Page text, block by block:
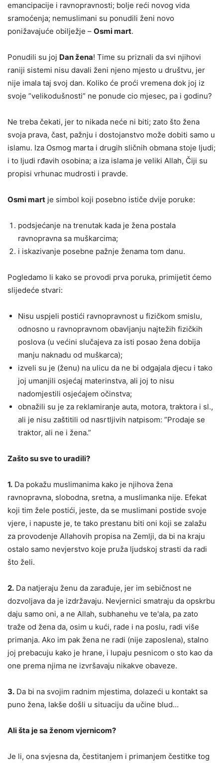
emancipacije i ravnopravnosti; bolje reći novog vida
sramoćenja; nemuslimani su ponudili ženi novo
ponižavajuće obilježje – Osmi mart.
Ponudili su joj Dan žena! Time su priznali da svi njihovi
raniji sistemi nisu davali ženi njeno mjesto u društvu, jer
nije imala taj svoj dan. Koliko će proći vremena dok joj iz
svoje ”velikodušnosti” ne ponude cio mjesec, pa i godinu?
Ne treba čekati, jer to nikada neće ni biti; zato što žena
svoja prava, čast, pažnju i dostojanstvo može dobiti samo u
islamu. Iza Osmog marta i drugih sličnih obmana stoje ljudi;
i to ljudi rđavih osobina; a iza islama je veliki Allah, Čiji su
propisi vrhunac mudrosti i pravde.
Osmi mart je simbol koji posebno ističe dvije poruke:
podsjećanje na trenutak kada je žena postala
ravnopravna sa muškarcima;
i iskazivanje posebne pažnje ženama tom danu.
Pogledamo li kako se provodi prva poruka, primijetit ćemo
slijedeće stvari:
Nisu uspjeli postići ravnopravnost u fizičkom smislu,
odnosno u ravnopravnom obavljanju najtežih fizičkih
poslova (u većini slučajeva za isti posao žena dobija
manju naknadu od muškarca);
izveli su je (ženu) na ulicu da ne bi odgajala djecu i tako
joj umanjili osjećaj materinstva, ali joj to nisu
nadomjestili osjećajem očinstva;
obnažili su je za reklamiranje auta, motora, traktora i sl.,
ali je nisu zaštitili od nasrtljivih natpisom: ”Prodaje se
traktor, ali ne i žena.”
Zašto su sve to uradili?
1. Da pokažu muslimanima kako je njihova žena
ravnopravna, slobodna, sretna, a muslimanka nije. Efekat
koji tim žele postići, jeste, da se muslimani postide svoje
vjere, i napuste je, te tako prestanu biti oni koji se zalažu
za provodenje Allahovih propisa na Zemlji, da bi na kraju
ostalo samo nevjerstvo koje pruža ljudskoj strasti da radi
što želi.
2. Da natjeraju ženu da zarađuje, jer im sebičnost ne
dozvoljava da je izdržavaju. Nevjernici smatraju da opskrbu
daju samo oni, a ne Allah, subhanehu ve te'ala, pa zato
traže od žena da, osim u kući, rade i na poslu, radi više
primanja. Ako im pak žena ne radi (nije zaposlena), stalno
joj prebacuju kako je hrane, i lupaju pesnicom o sto kao da
one prema njima ne izvršavaju nikakve obaveze.
3. Da bi na svojim radnim mjestima, dolazeći u kontakt sa
puno žena, lakše došli u situaciju da učine blud…
Ali šta je sa ženom vjernicom?
Je li, ona svjesna da, čestitanjem i primanjem čestitke tog